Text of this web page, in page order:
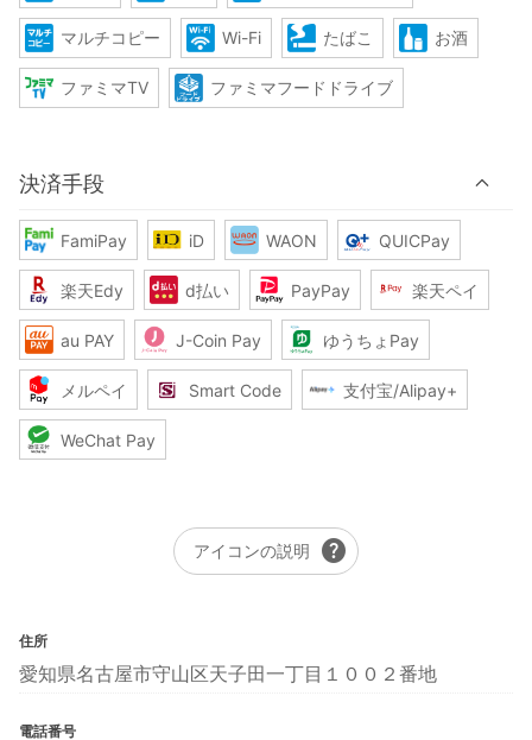
マルチコピー Wi-Fi たばこ お酒
ファミマTV ファミマフードドライブ
決済手段
FamiPay iD WAON QUICPay
楽天Edy d払い PayPay 楽天ペイ
au PAY J-Coin Pay ゆうちょPay
メルペイ Smart Code 支付宝/Alipay+
WeChat Pay
アイコンの説明 help
住所
愛知県名古屋市守山区天子田一丁目１００２番地
電話番号